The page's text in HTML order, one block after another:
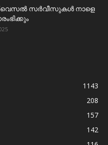
സർവീസുകൾ നാളെ
1143
208
157
142